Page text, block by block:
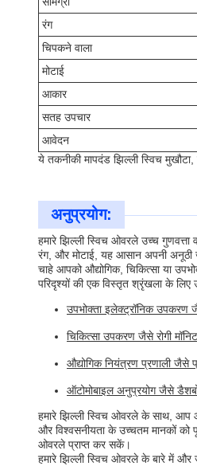
रंग
चिपकने वाला
मोटाई
आकार
सतह उपचार
आवेदन
ये तकनीकी मापदंड झिल्ली स्विच
अनुप्रयोग:
हमारे झिल्ली स्विच ओवरले उच्च
रंग, और मोटाई, यह आसान अपनी अनूठी
चाहे आपको औद्योगिक, चिकित्सा या
परिदृश्यों की एक विस्तृत श्रृंखला के लिए
उपभोक्ता इलेक्ट्रॉनिक उपकरण
चिकित्सा उपकरण जैसे रोगी
औद्योगिक नियंत्रण प्रणाली जैसे
ऑटोमोबाइल अनुप्रयोग जैसे
हमारे झिल्ली स्विच ओवरले के साथ, आप
और विश्वसनीयता के उच्चतम मानकों
ओवरले प्राप्त कर सकें।
हमारे झिल्ली स्विच ओवरले के बारे में